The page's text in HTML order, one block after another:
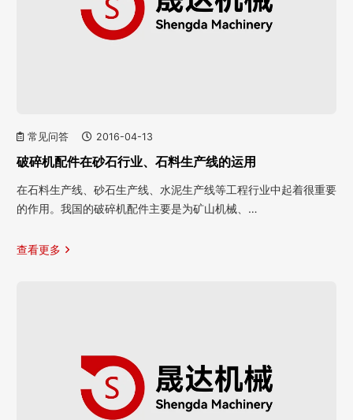
常见问答 2016-04-13
破碎机配件在砂石行业、石料生产线的运用
在石料生产线、砂石生产线、水泥生产线等工程行业中起着很重要
的作用。我国的破碎机配件主要是为矿山机械、…
查看更多